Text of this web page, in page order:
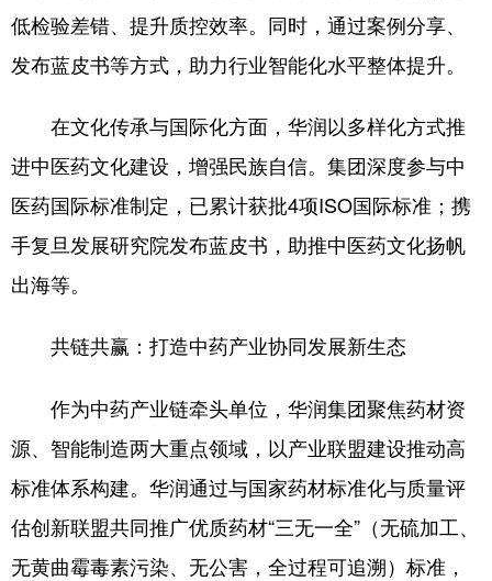
低检验差错、提升质控效率。同时，通过案例分享、
发布蓝皮书等方式，助力行业智能化水平整体提升。
在文化传承与国际化方面，华润以多样化方式推
进中医药文化建设，增强民族自信。集团深度参与中
医药国际标准制定，已累计获批4项ISO国际标准；携
手复旦发展研究院发布蓝皮书，助推中医药文化扬帆
出海等。
共链共赢：打造中药产业协同发展新生态
作为中药产业链牵头单位，华润集团聚焦药材资
源、智能制造两大重点领域，以产业联盟建设推动高
标准体系构建。华润通过与国家药材标准化与质量评
估创新联盟共同推广优质药材“三无一全”（无硫加工、
无黄曲霉毒素污染、无公害，全过程可追溯）标准，